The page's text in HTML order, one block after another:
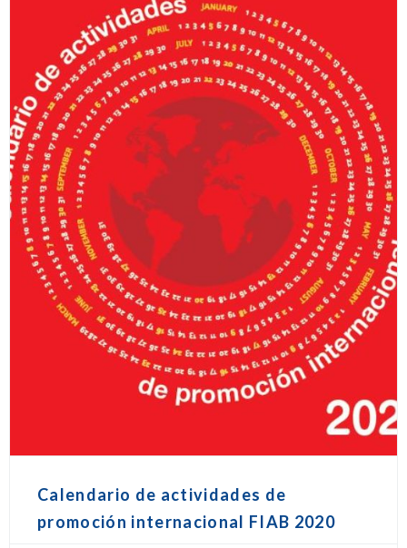
Calendario de actividades de
promoción internacional FIAB 2020